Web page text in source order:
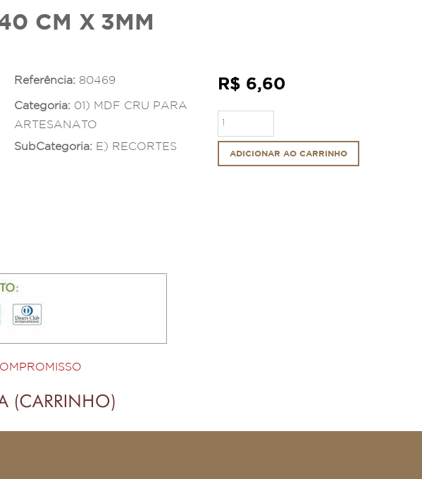
CM X 3MM
Referência: 80469
Categoria: 01) MDF CRU PARA
ARTESANATO
SubCategoria: E) RECORTES
R$ 6,60
ADICIONAR AO CARRINHO